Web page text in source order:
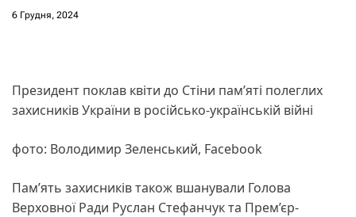
6 Грудня, 2024
Президент поклав квіти до Стіни пам’яті полеглих
захисників України в російсько-українській війні
фото: Володимир Зеленський, Facebook
Пам’ять захисників також вшанували Голова
Верховної Ради Руслан Стефанчук та Прем’єр-